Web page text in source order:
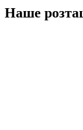
Наше